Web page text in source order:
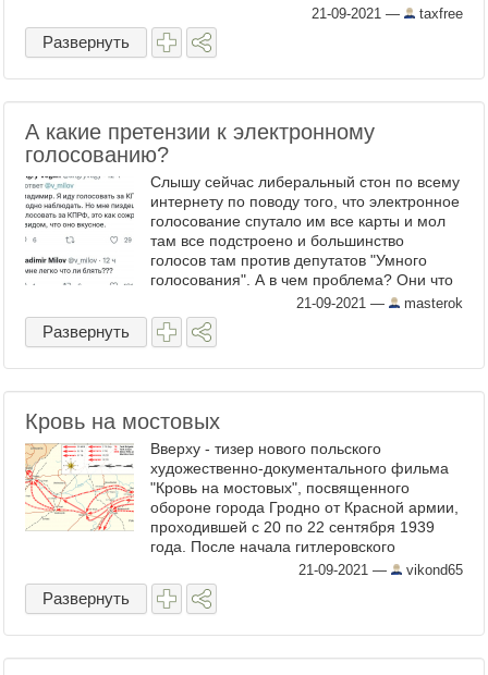
на эту тему можно найти по тегу пенсии ...
21-09-2021 — taxfree
Развернуть
А какие претензии к электронному
голосованию?
Слышу сейчас либеральный стон по всему
интернету по поводу того, что электронное
голосование спутало им все карты и мол
там все подстроено и большинство
голосов там против депутатов "Умного
голосования". А в чем проблема? Они что
не помнят, что... ...они сами призывали
своих ...
21-09-2021 — masterok
Развернуть
Кровь на мостовых
Вверху - тизер нового польского
художественно-документального фильма
"Кровь на мостовых", посвященного
обороне города Гродно от Красной армии,
проходившей с 20 по 22 сентября 1939
года. После начала гитлеровского
вторжения в Польшу почти все войска из
города были выведены и отправлены ...
21-09-2021 — vikond65
Развернуть